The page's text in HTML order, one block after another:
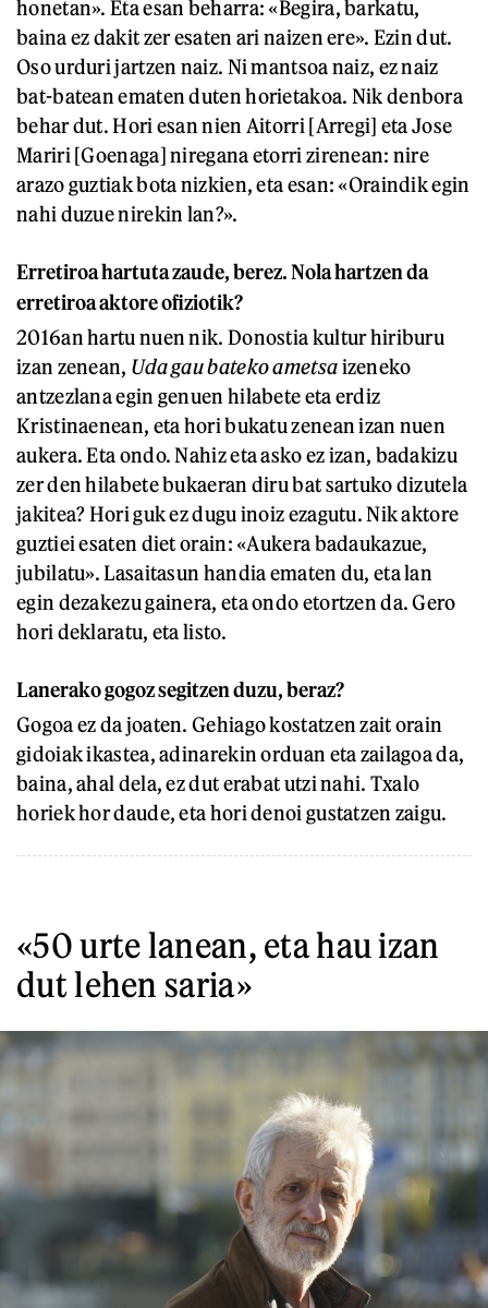
honetan». Eta esan beharra: «Begira, barkatu,
baina ez dakit zer esaten ari naizen ere». Ezin dut.
Oso urduri jartzen naiz. Ni mantsoa naiz, ez naiz
bat-batean ematen duten horietakoa. Nik denbora
behar dut. Hori esan nien Aitorri [Arregi] eta Jose
Mariri [Goenaga] niregana etorri zirenean: nire
arazo guztiak bota nizkien, eta esan: «Oraindik egin
nahi duzue nirekin lan?».
Erretiroa hartuta zaude, berez. Nola hartzen da
erretiroa aktore ofiziotik?
2016an hartu nuen nik. Donostia kultur hiriburu
izan zenean, Uda gau bateko ametsaizeneko
antzezlana egin genuen hilabete eta erdiz
Kristinaenean, eta hori bukatu zenean izan nuen
aukera. Eta ondo. Nahiz eta asko ez izan, badakizu
zer den hilabete bukaeran diru bat sartuko dizutela
jakitea? Hori guk ez dugu inoiz ezagutu. Nik aktore
guztiei esaten diet orain: «Aukera badaukazue,
jubilatu». Lasaitasun handia ematen du, eta lan
egin dezakezu gainera, eta ondo etortzen da. Gero
hori deklaratu, eta listo.
Lanerako gogoz segitzen duzu, beraz?
Gogoa ez da joaten. Gehiago kostatzen zait orain
gidoiak ikastea, adinarekin orduan eta zailagoa da,
baina, ahal dela, ez dut erabat utzi nahi. Txalo
horiek hor daude, eta hori denoi gustatzen zaigu.
«50 urte lanean, eta hau izan
dut lehen saria»